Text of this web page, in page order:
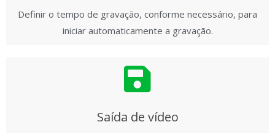
Definir o tempo de gravação, conforme necessário, para
iniciar automaticamente a gravação.
Saída de vídeo